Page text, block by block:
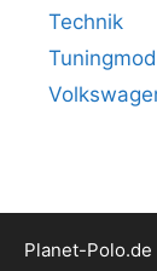
Technik
Planet-